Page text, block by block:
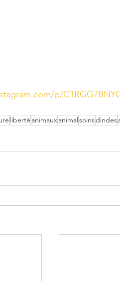
p/
liberté animauxanimalsoinsdindes